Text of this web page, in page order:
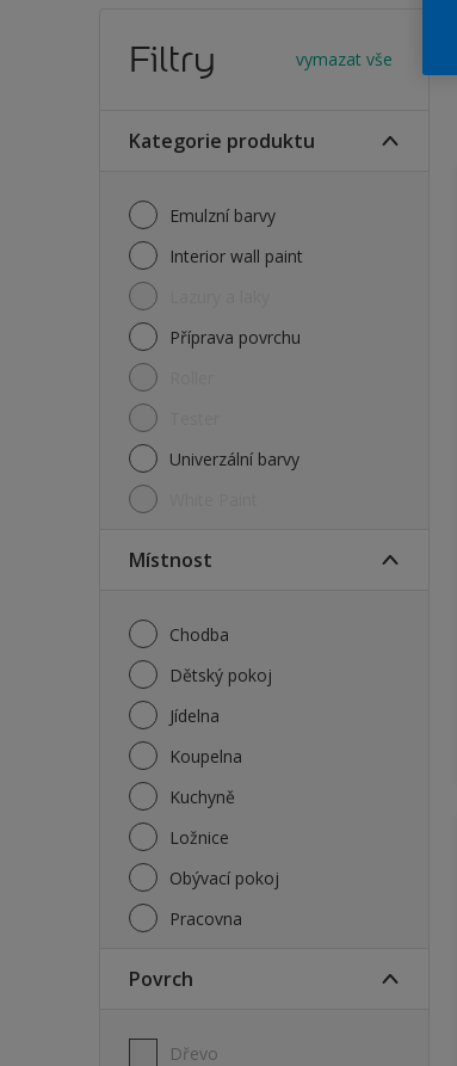
Filtry vymazat vše
Kategorie produktu
Emulzní barvy
Interior wall paint
Příprava povrchu
Univerzální barvy
Místnost
Chodba
Dětský pokoj
Jídelna
Koupelna
Kuchyně
Ložnice
Obývací pokoj
Pracovna
Povrch
Dřevo